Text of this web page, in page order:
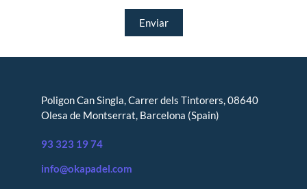
Enviar
Poligon Can Singla, Carrer dels Tintorers, 08640
Olesa de Montserrat, Barcelona (Spain)
93 323 19 74
info@okapadel.com